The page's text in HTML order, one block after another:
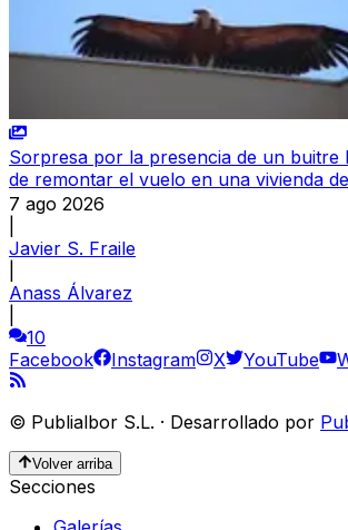
Sorpresa por la presencia de un buitre
de remontar el vuelo en una vivienda
7 ago 2026
Javier S. Fraile
Anass Álvarez
10
Facebook
Instagram X YouTube
© Publialbor S.L. · Desarrollado por
Volver arriba
Secciones